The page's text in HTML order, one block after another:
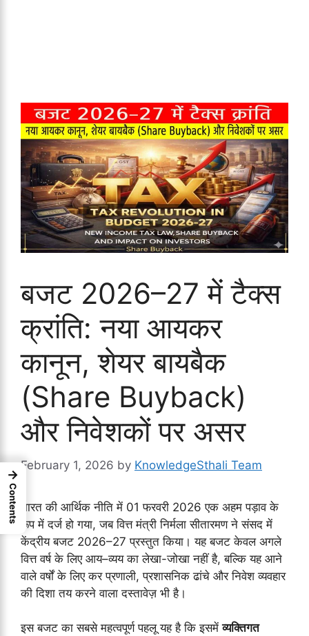
बजट 2026–27 में टैक्स
क्रांति: नया आयकर
कानून, शेयर बायबैक
(Share Buyback)
और निवेशकों पर असर
February 1, 2026 by KnowledgeSthali Team
भारत की आर्थिक नीति में 01 फरवरी 2026 एक अहम पड़ाव के
रूप में दर्ज हो गया, जब वित्त मंत्री निर्मला सीतारमण ने संसद में
केंद्रीय बजट 2026–27 प्रस्तुत किया। यह बजट केवल अगले
वित्त वर्ष के लिए आय–व्यय का लेखा-जोखा नहीं है, बल्कि यह आने
वाले वर्षों के लिए कर प्रणाली, प्रशासनिक ढांचे और निवेश व्यवहार
की दिशा तय करने वाला दस्तावेज़ भी है।
इस बजट का सबसे महत्वपूर्ण पहलू यह है कि इसमेंव्यक्तिगत
→
Contents